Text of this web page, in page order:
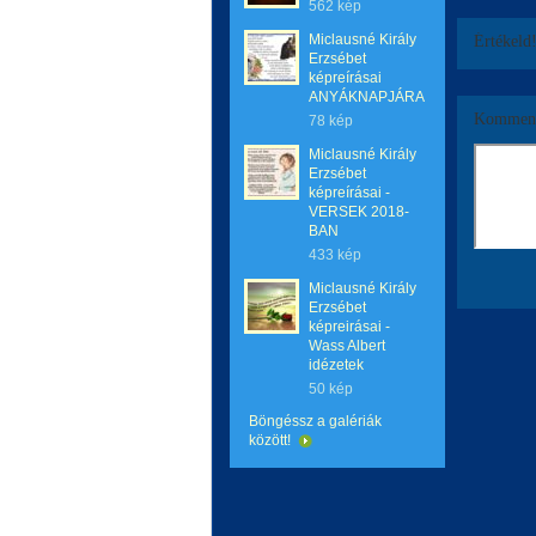
562 kép
Miclausné Király
Erzsébet
képreírásai
ANYÁKNAPJÁRA
78 kép
Miclausné Király
Erzsébet
képreírásai -
VERSEK 2018-
BAN
433 kép
Miclausné Király
Erzsébet
képreirásai -
Wass Albert
idézetek
50 kép
Böngéssz a galériák
között!
Értékeld!